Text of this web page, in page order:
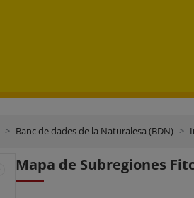
Banc de dades de la Naturalesa (BDN)
Mapa de Subregiones